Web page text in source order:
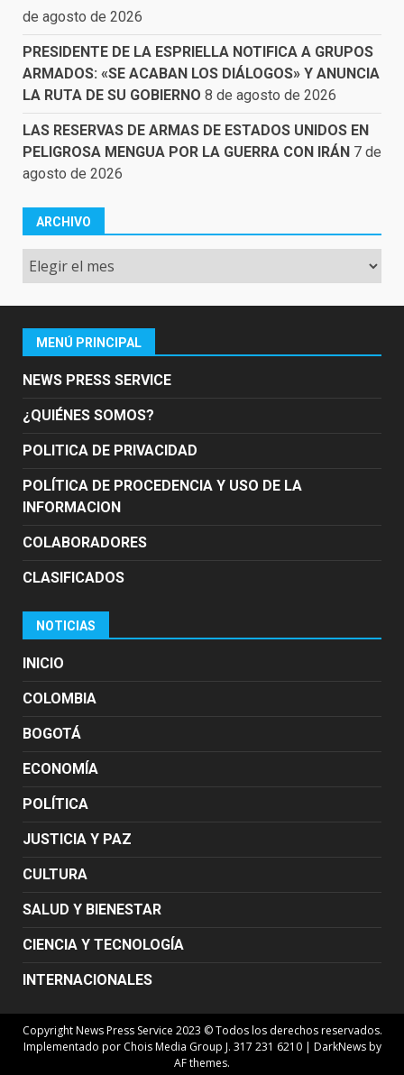
de agosto de 2026
PRESIDENTE DE LA ESPRIELLA NOTIFICA A GRUPOS
ARMADOS: «SE ACABAN LOS DIÁLOGOS» Y ANUNCIA
LA RUTA DE SU GOBIERNO 8 de agosto de 2026
LAS RESERVAS DE ARMAS DE ESTADOS UNIDOS EN
PELIGROSA MENGUA POR LA GUERRA CON IRÁN 7 de
agosto de 2026
ARCHIVO
Archivo
MENÚ PRINCIPAL
NEWS PRESS SERVICE
¿QUIÉNES SOMOS?
POLITICA DE PRIVACIDAD
POLÍTICA DE PROCEDENCIA Y USO DE LA
INFORMACION
COLABORADORES
CLASIFICADOS
NOTICIAS
INICIO
COLOMBIA
BOGOTÁ
ECONOMÍA
POLÍTICA
JUSTICIA Y PAZ
CULTURA
SALUD Y BIENESTAR
CIENCIA Y TECNOLOGÍA
INTERNACIONALES
Copyright News Press Service 2023 © Todos los derechos reservados.
Implementado por Chois Media Group J. 317 231 6210 | DarkNewsby
AF themes.